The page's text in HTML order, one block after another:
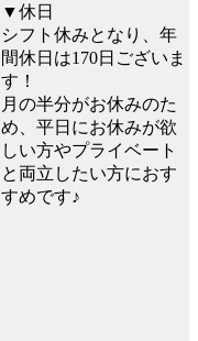
▼休日
シフト休みとなり、年
間休日は170日ございま
す！
月の半分がお休みのた
め、平日にお休みが欲
しい方やプライベート
と両立したい方におす
すめです♪